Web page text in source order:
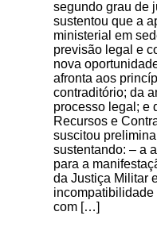
segundo grau de
sustentou que a
ministerial em
previsão legal e
nova
afronta aos
contraditório; da
processo legal; e
Recursos e
suscitou
sustentando: – a
para a
da Justiça Militar
incompatibilidade
com […]